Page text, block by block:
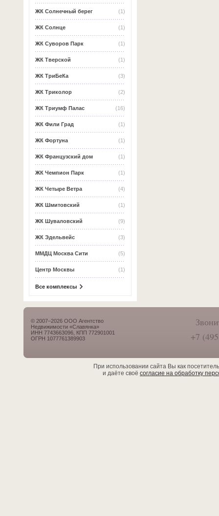
(1)
ЖК Солнечный берег
(1)
ЖК Солнце
(1)
ЖК Суворов Парк
(1)
ЖК Тверской
(3)
ЖК ТриБеКа
(2)
ЖК Триколор
(16)
ЖК Триумф Палас
(1)
ЖК Фили Град
(1)
ЖК Фортуна
(1)
ЖК Французский дом
(1)
ЖК Чемпион Парк
(4)
ЖК Четыре Ветра
(1)
ЖК Шмитовский
(9)
ЖК Шуваловский
(3)
ЖК Эдельвейс
(5)
ММДЦ Москва Сити
(1)
Центр Москвы
Все комплексы
© 2007–2026 ООО Агентство
Недвижимости «Славянка»
ИНН 7743663096, КПП 772901001
ОГРН 1077761389903
+7
При использовании сайта Вы как
и даёте своё согласие на обработку